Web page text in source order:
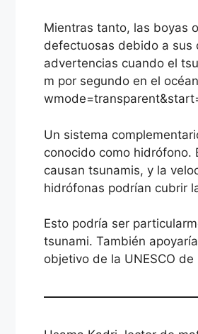
Mientras tanto, las boyas
defectuosas debido a sus
advertencias cuando el
m por segundo en el
Un sistema
conocido como hidrófono.
causan tsunamis, y la
hidrófonas podrían cubrir
Esto podría ser
tsunami. También
objetivo de la UNESCO